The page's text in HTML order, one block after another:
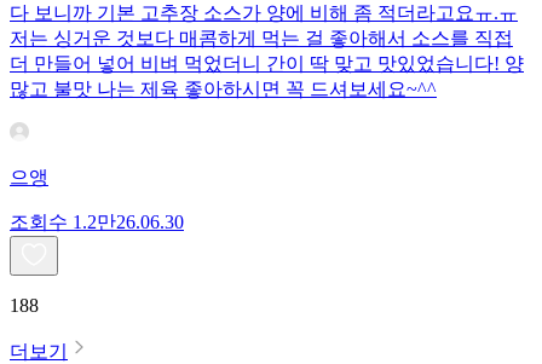
다 보니까 기본 고추장 소스가 양에 비해 좀 적더라고요ㅠ.ㅠ
저는 싱거운 것보다 매콤하게 먹는 걸 좋아해서 소스를 직접
더 만들어 넣어 비벼 먹었더니 간이 딱 맞고 맛있었습니다! 양
많고 불맛 나는 제육 좋아하시면 꼭 드셔보세요~^^
으앵
조회수 1.2만26.06.30
188
더보기